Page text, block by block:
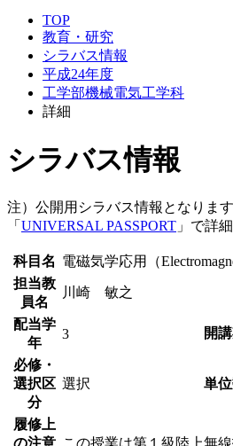
TOP
教育・研究
シラバス情報
平成24年度
工学部機械電気工学科
詳細
シラバス情報
注）公開用シラバス情報となりま
「 UNIVERSAL PASSPORT 」で詳
科目名 電磁気学応用（
担当教
員名
川崎 敏之
配当学
年
3 開
必修・
選択区
分
選択 単
履修上